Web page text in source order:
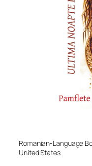
Romanian-Language
United States